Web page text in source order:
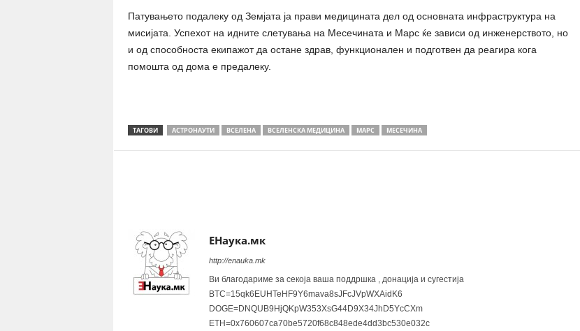
Патувањето подалеку од Земјата ја прави медицината дел од основната инфраструктура на
мисијата. Успехот на идните слетувања на Месечината и Марс ќе зависи од инженерството, но
и од способноста екипажот да остане здрав, функционален и подготвен да реагира кога
помошта од дома е предалеку.
ТАГОВИ АСТРОНАУТИ ВСЕЛЕНА ВСЕЛЕНСКА МЕДИЦИНА МАРС МЕСЕЧИНА
ЕНаука.мк
http://enauka.mk
Ви благодариме за секоја ваша поддршка , донација и сугестија
BTC=15qk6EUHTeHF9Y6mava8sJFcJVpWXAidK6
DOGE=DNQUB9HjQKpW353XsG44D9X34JhD5YcCXm
ETH=0x760607ca70be5720f68c848ede4dd3bc530e032c